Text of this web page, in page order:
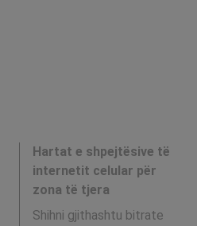
Hartat e shpejtësive të
internetit celular për
zona të tjera
Shihni gjithashtu bitrate